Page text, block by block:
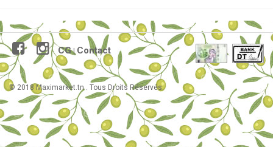
CG| Contact
© 2018 Maximarket.tn . Tous Droits Réservés.